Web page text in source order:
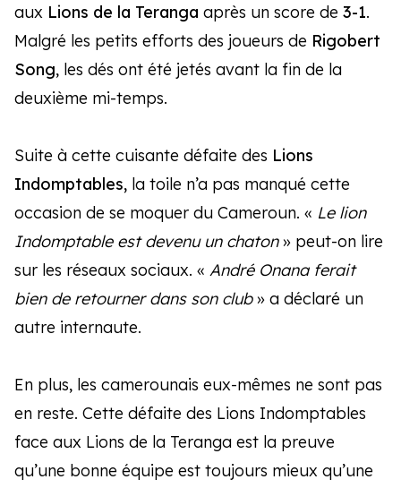
aux Lions de la Teranga après un score de 3-1.
Malgré les petits efforts des joueurs de Rigobert
Song, les dés ont été jetés avant la fin de la
deuxième mi-temps.
Suite à cette cuisante défaite des Lions
Indomptables, la toile n’a pas manqué cette
occasion de se moquer du Cameroun. « Le lion
Indomptable est devenu un chaton» peut-on lire
sur les réseaux sociaux. « André Onana ferait
bien de retourner dans son club» a déclaré un
autre internaute.
En plus, les camerounais eux-mêmes ne sont pas
en reste. Cette défaite des Lions Indomptables
face aux Lions de la Teranga est la preuve
qu’une bonne équipe est toujours mieux qu’une